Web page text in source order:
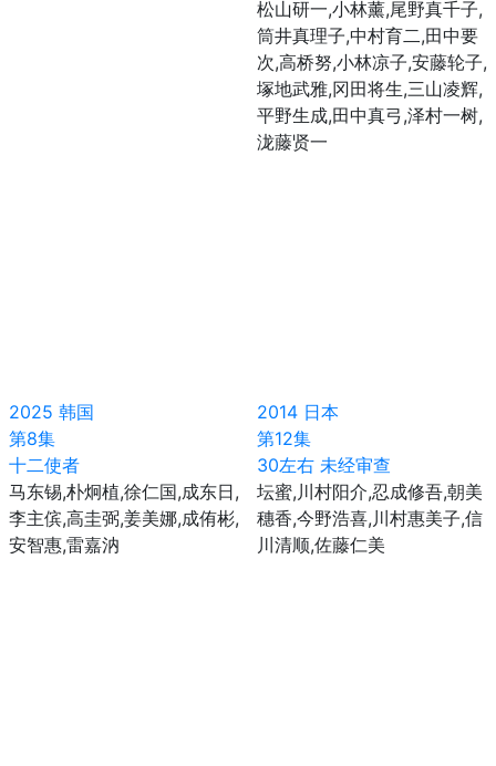
松山研一,小林薰,尾野真千子,
筒井真理子,中村育二,田中要
次,高桥努,小林凉子,安藤轮子,
塚地武雅,冈田将生,三山凌辉,
平野生成,田中真弓,泽村一树,
泷藤贤一
2025 韩国
第8集
十二使者
马东锡,朴炯植,徐仁国,成东日,
李主傧,高圭弼,姜美娜,成侑彬,
安智惠,雷嘉汭
2014 日本
第12集
30左右 未经审查
坛蜜,川村阳介,忍成修吾,朝美
穗香,今野浩喜,川村惠美子,信
川清顺,佐藤仁美